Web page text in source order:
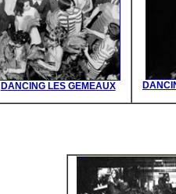
DANCING LES GEMEAUX